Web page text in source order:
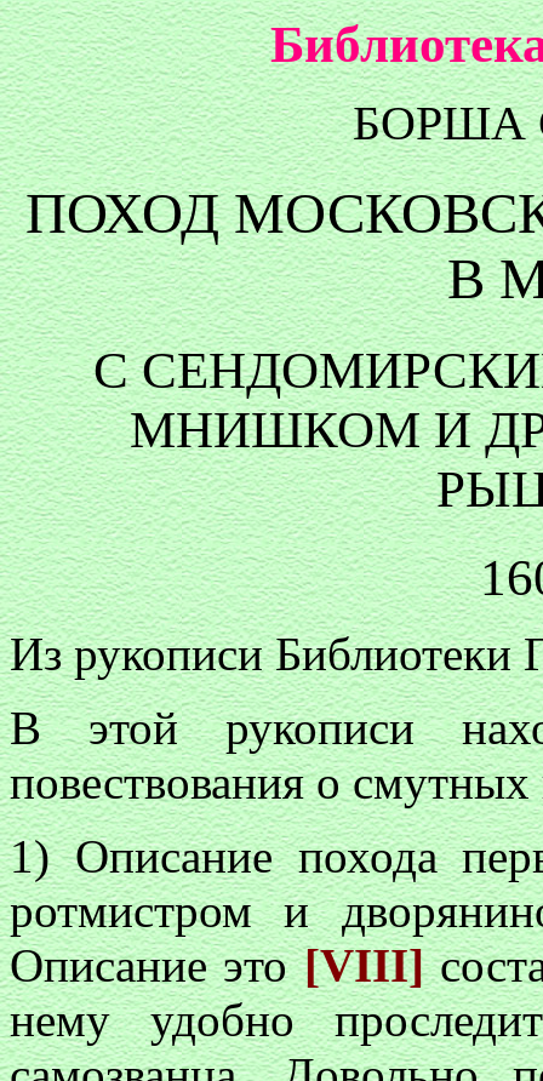
БОРША
ПОХОД
В
С
МНИШКОМ И
Из рукописи
В этой рукописи
повествования о
1) Описание похода
ротмистром и
Описание это[VIII]
нему удобно